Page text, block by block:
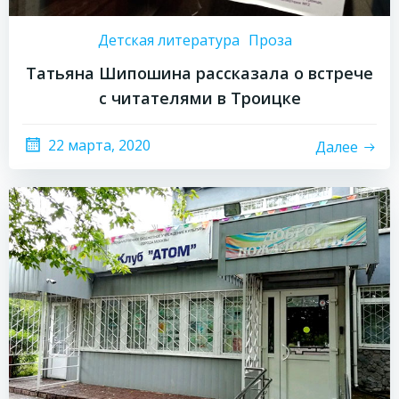
Детская литература Проза
Татьяна Шипошина рассказала о встрече
с читателями в Троицке
22 марта, 2020 Далее